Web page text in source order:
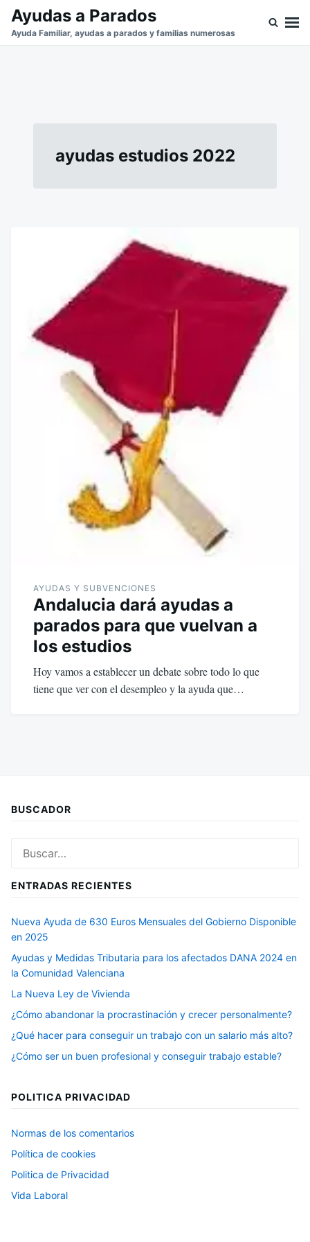
SaltarBuscar:
Ayudas a Parados
Ayuda Familiar, ayudas a parados y familias numerosas
ayudas estudios 2022
AYUDAS Y SUBVENCIONES
Andalucia dará ayudas a
parados para que vuelvan a
los estudios
Hoy vamos a establecer un debate sobre todo lo que
tiene que ver con el desempleo y la ayuda que…
BUSCADOR
ENTRADAS RECIENTES
Nueva Ayuda de 630 Euros Mensuales del Gobierno Disponible
en 2025
Ayudas y Medidas Tributaria para los afectados DANA 2024 en
la Comunidad Valenciana
La Nueva Ley de Vivienda
¿Cómo abandonar la procrastinación y crecer personalmente?
¿Qué hacer para conseguir un trabajo con un salario más alto?
¿Cómo ser un buen profesional y conseguir trabajo estable?
POLITICA PRIVACIDAD
Normas de los comentarios
Política de cookies
Politica de Privacidad
Vida Laboral